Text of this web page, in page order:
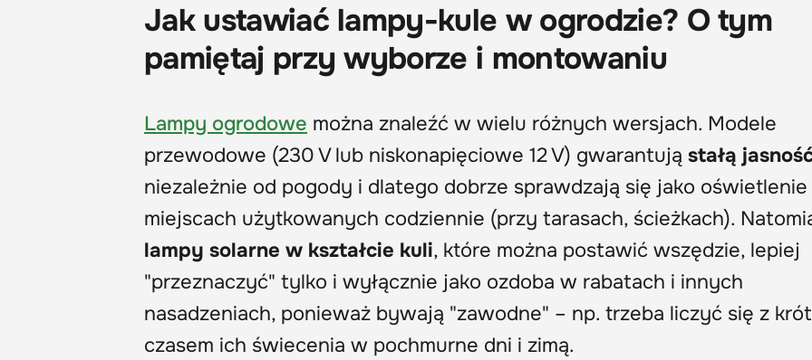
Jak ustawiać lampy-kule w ogrodzie? O tym
pamiętaj przy wyborze i montowaniu
Lampy ogrodowe można znaleźć w wielu różnych wersjach. Modele
przewodowe (230 V lub niskonapięciowe 12 V) gwarantują stałą
niezależnie od pogody i dlatego dobrze sprawdzają się jako
miejscach użytkowanych codziennie (przy tarasach, ścieżkach).
lampy solarne w kształcie kuli, które można postawić wszędzie, lepiej
"przeznaczyć" tylko i wyłącznie jako ozdoba w rabatach i innych
nasadzeniach, ponieważ bywają "zawodne" – np. trzeba liczyć się z
czasem ich świecenia w pochmurne dni i zimą.